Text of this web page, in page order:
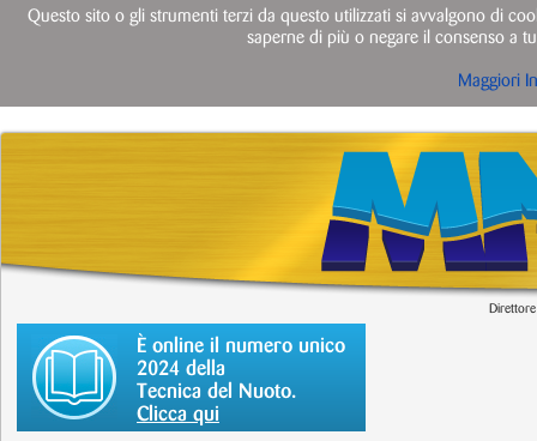
È online il numero unico
2024 della
Tecnica del Nuoto.
Clicca qui
Questo sito o gli strumenti terzi da questo utilizzati si avvalgono di
saperne di più o negare il consenso a
Maggiori